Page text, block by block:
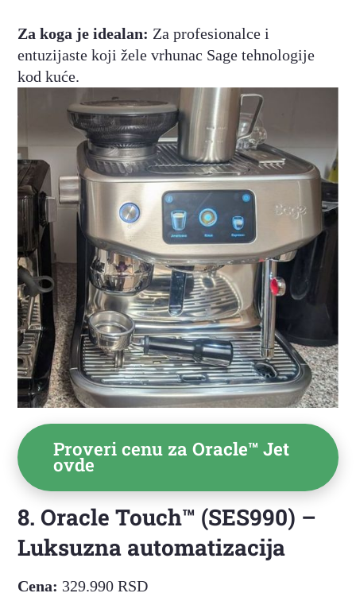
Za koga je idealan: Za profesionalce i
entuzijaste koji žele vrhunac Sage tehnologije
kod kuće.
Proveri cenu zaOracle™ Jet
ovde
8. Oracle Touch™ (SES990) –
Luksuzna automatizacija
Cena: 329.990 RSD